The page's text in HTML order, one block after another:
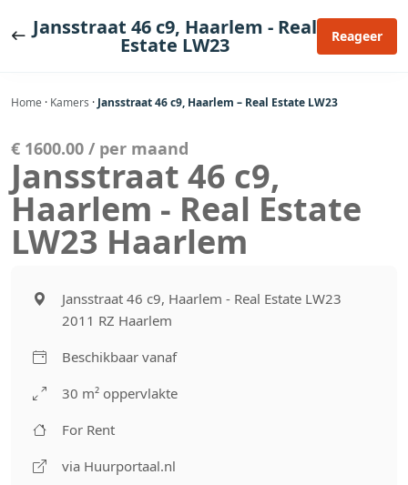
naar Jansstraat 46 c9, Haarlem - Real
Estate LW23 Reageer
Home · Kamers · Jansstraat 46 c9, Haarlem – Real Estate LW23
€ 1600.00 / per maand
Jansstraat 46 c9,
Haarlem - Real Estate
LW23 Haarlem
Jansstraat 46 c9, Haarlem - Real Estate LW23
2011 RZ Haarlem
Beschikbaar vanaf
30 m² oppervlakte
For Rent
via Huurportaal.nl